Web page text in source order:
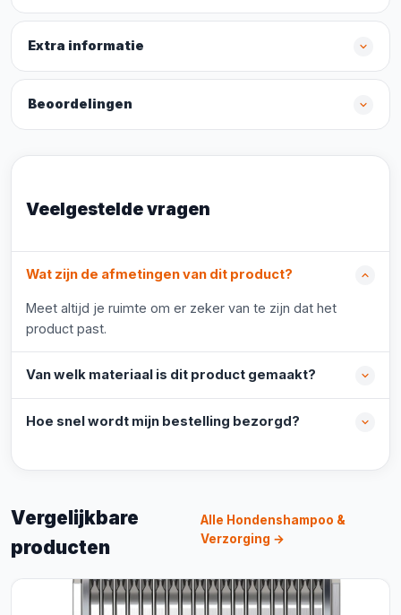
Extra informatie
Beoordelingen
Veelgestelde vragen
Wat zijn de afmetingen van dit product?
Meet altijd je ruimte om er zeker van te zijn dat het
product past.
Van welk materiaal is dit product gemaakt?
Hoe snel wordt mijn bestelling bezorgd?
Vergelijkbare
producten
Alle Hondenshampoo &
Verzorging →